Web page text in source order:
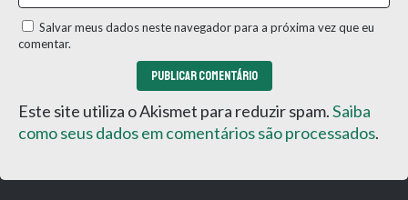
Salvar meus dados neste navegador para a próxima vez que eu
comentar.
Este site utiliza o Akismet para reduzir spam.Saiba
como seus dados em comentários são processados.